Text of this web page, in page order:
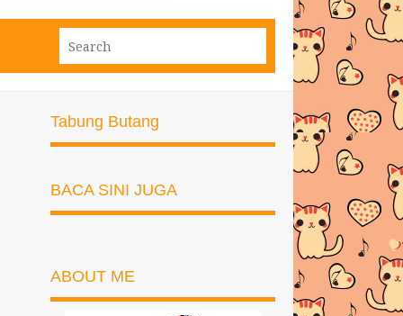
Tabung Butang
BACA SINI JUGA
ABOUT ME